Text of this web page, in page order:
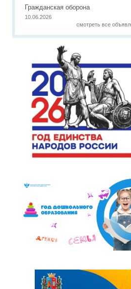
Гражданская оборона
10.06.2026
смотреть все